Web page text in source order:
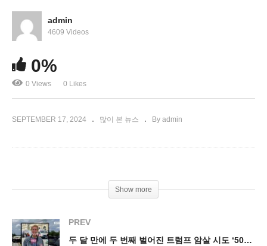
까지 0.5 포인트 더 인하
admin
4609 Videos
0%
0 Views 0 Likes
SEPTEMBER 17, 2024 많이 본 뉴스 By admin
Show more
PREV
두 달 만에 두 번째 벌어진 트럼프 암살 시도 ‘50일 남은 대선에 불안과 공포’